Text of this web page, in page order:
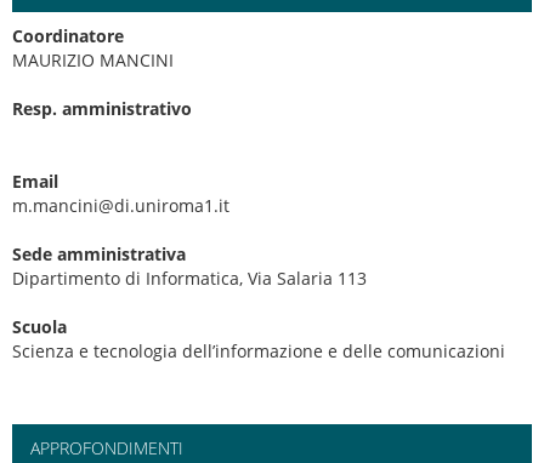
Coordinatore
MAURIZIO MANCINI
Resp. amministrativo
Email
m.mancini@di.uniroma1.it
Sede amministrativa
Dipartimento di Informatica, Via Salaria 113
Scuola
Scienza e tecnologia dell’informazione e delle comunicazioni
APPROFONDIMENTI